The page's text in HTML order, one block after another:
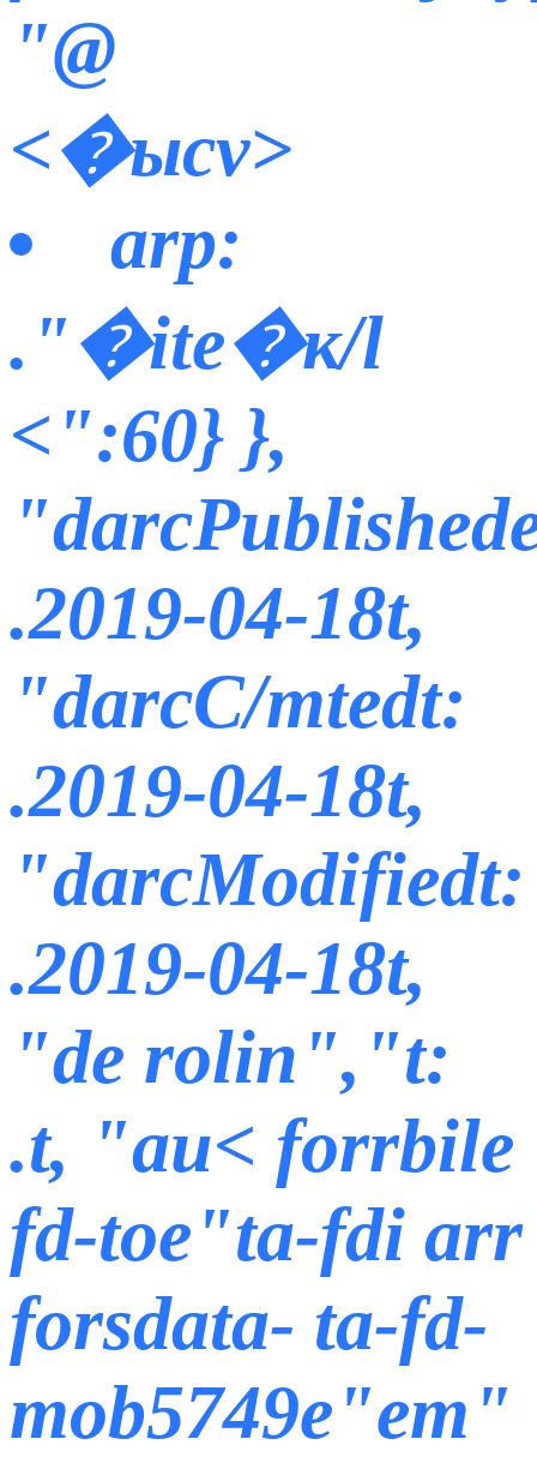
"@
<�ысv>
arp:
."�ite�к/l
<":60} },
.2019-04-18t,
"darcC/тtedt:
.2019-04-18t,
"darcModifiedt:
.2019-04-18t,
"de rolin","t:
.t, "au< forrbile
fd-toe"ta-fdi arr
forsdata- ta-fd-
mob5749e"em"